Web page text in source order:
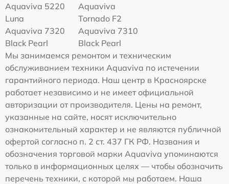
Aquaviva 5220
Luna
Aquaviva
Tornado F2
Aquaviva 7320
Black Pearl
Aquaviva 7310
Black Pearl
Мы занимаемся ремонтом и техническим
обслуживанием техники Aquaviva по истечении
гарантийного периода. Наш центр в Красноярске
работает независимо и не имеет официальной
авторизации от производителя. Цены на ремонт,
указанные на сайте, носят исключительно
ознакомительный характер и не являются публичной
офертой согласно п. 2 ст. 437 ГК РФ. Названия и
обозначения торговой марки Aquaviva упоминаются
только в информационных целях — чтобы обозначить
перечень техники, с которой мы работаем. Наша